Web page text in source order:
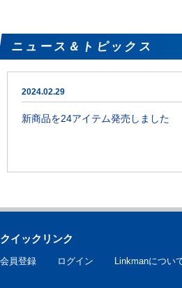
ニュース＆トピックス
2024.02.29
新商品を24アイテム発売しました
クイックリンク
会員登録 ログイン Linkmanについ